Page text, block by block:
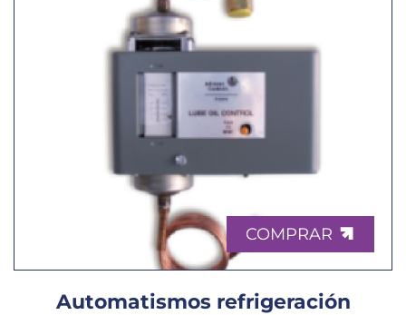
COMPRAR
Automatismos refrigeración